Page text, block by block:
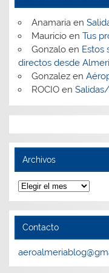
Anamariaen
Mauricioen Tus
Gonzaloen Estos
directos desde
Gonzalezen
ROCIOen
Archivos
Archivos
Contacto